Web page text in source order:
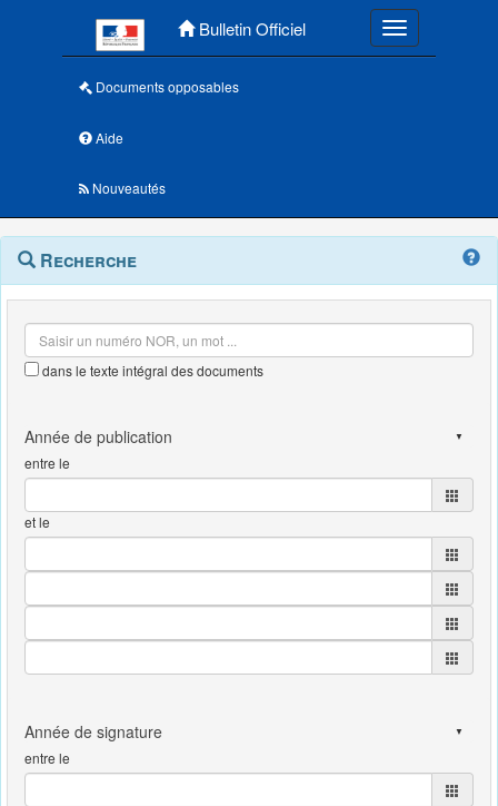
Bulletin Officiel Toggle
Documents opposables
Aide
Nouveautés
Navigation
outils
Menu
contextuel
Recherche
dans le texte intégral des documents
entre le
et le
entre le